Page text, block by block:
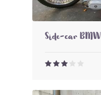
Side-car BMW